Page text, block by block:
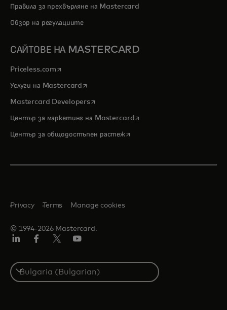
Правила за прехвърляне на Mastercard
Обзор на регулациите
САЙТОВЕ НА MASTERCARD
Priceless.com opens in a new tab
Услуги на Mastercard opens in a new tab
Mastercard Developersopens in a new tab
Център за маркетинг на Mastercardopens in a new tab
Център за общодостъпен растежopens in a new tab
© 1994-2026 Mastercard.
Privacy Terms Manage cookies
Select
a
country